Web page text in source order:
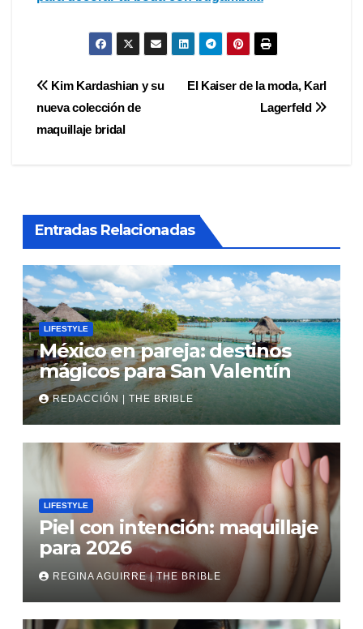
Navegación
de
El Kaiser de la moda, Karl
Lagerfeld
Kim Kardashian y su
nueva colección de
maquillaje bridal
Entradas Relacionadas
LIFESTYLE
México en pareja: destinos
mágicos para San Valentín
REDACCIÓN | THE BRIBLE
LIFESTYLE
Piel con intención: maquillaje
para 2026
REGINA AGUIRRE | THE BRIBLE